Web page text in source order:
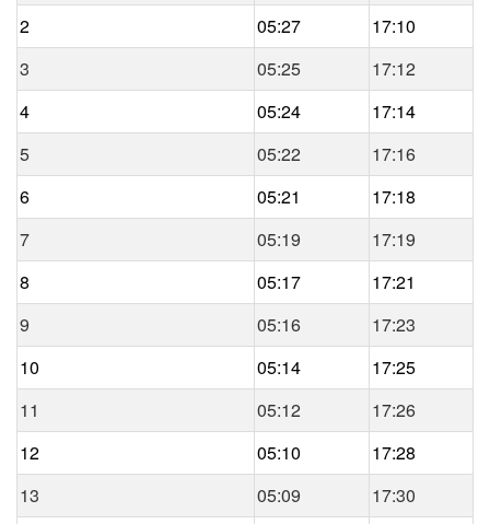
2
05:27
17:10
3
05:25
17:12
4
05:24
17:14
5
05:22
17:16
6
05:21
17:18
7
05:19
17:19
8
05:17
17:21
9
05:16
17:23
10
05:14
17:25
11
05:12
17:26
12
05:10
17:28
13
05:09
17:30